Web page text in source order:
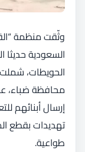
وثّقت منظمة
السعودية حديثا
الحويطات،
إرسال أبنائهم
تهديدات بقطع
طواعية.